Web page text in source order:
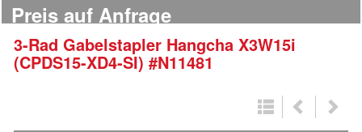
Preis auf Anfrage
3-Rad Gabelstapler Hangcha X3W15i
(CPDS15-XD4-SI) #N11481